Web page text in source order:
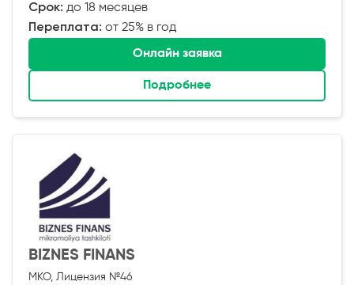
Срок: до 18 месяцев
Переплата: от 25% в год
Онлайн заявка
Подробнее
BIZNES FINANS
МКО, Лицензия №46